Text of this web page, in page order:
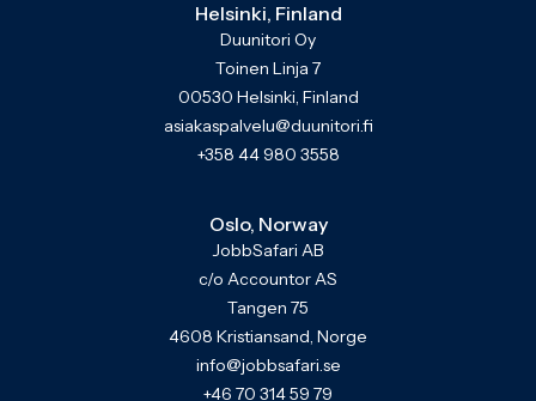
Helsinki, Finland
Duunitori Oy
Toinen Linja 7
00530 Helsinki, Finland
asiakaspalvelu@duunitori.fi
+358 44 980 3558
Oslo, Norway
JobbSafari AB
c/o Accountor AS
Tangen 75
4608 Kristiansand, Norge
info@jobbsafari.se
+46 70 314 59 79